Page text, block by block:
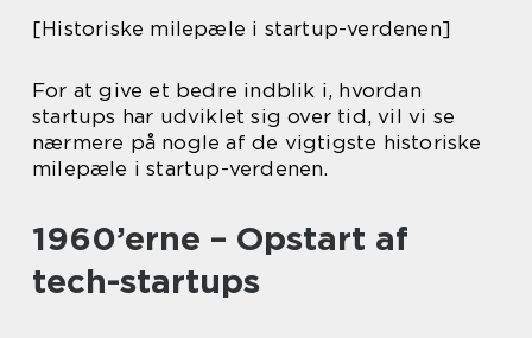
[Historiske milepæle i startup-verdenen]
For at give et bedre indblik i, hvordan
startups har udviklet sig over tid, vil vi se
nærmere på nogle af de vigtigste historiske
milepæle i startup-verdenen.
1960’erne – Opstart af
tech-startups